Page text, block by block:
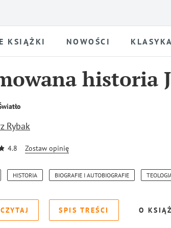
KSIĄŻKI NOWOŚCI KLASYKA
historia
Rybak
4.8 Zostaw opinię
HISTORIA BIOGRAFIE I AUTOBIOGRAFIE
SPIS TREŚCI O